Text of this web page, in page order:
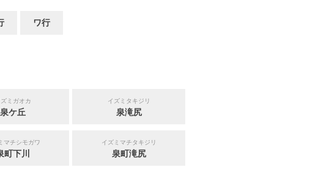
ワ行
ズミガオカ
泉ケ丘
イズミタキジリ
泉滝尻
マチシモガワ
町下川
イズミマチタキジリ
泉町滝尻